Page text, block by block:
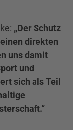
„Der Schutz
direkten
uns damit
und
sich als Teil